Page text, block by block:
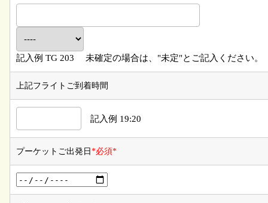
記入例 TG 203 未確定の場合は、"未定"とご記入ください。
上記フライトご到着時間
記入例 19:20
プーケットご出発日 *必須*